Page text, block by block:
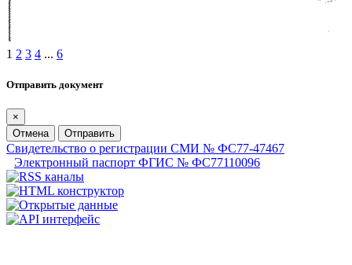
1 2 3 4 ... 6
Отправить документ
×
Отмена
Отправить
Свидетельство о регистрации СМИ № ФС77-47467
Электронный паспорт ФГИС № ФС77110096